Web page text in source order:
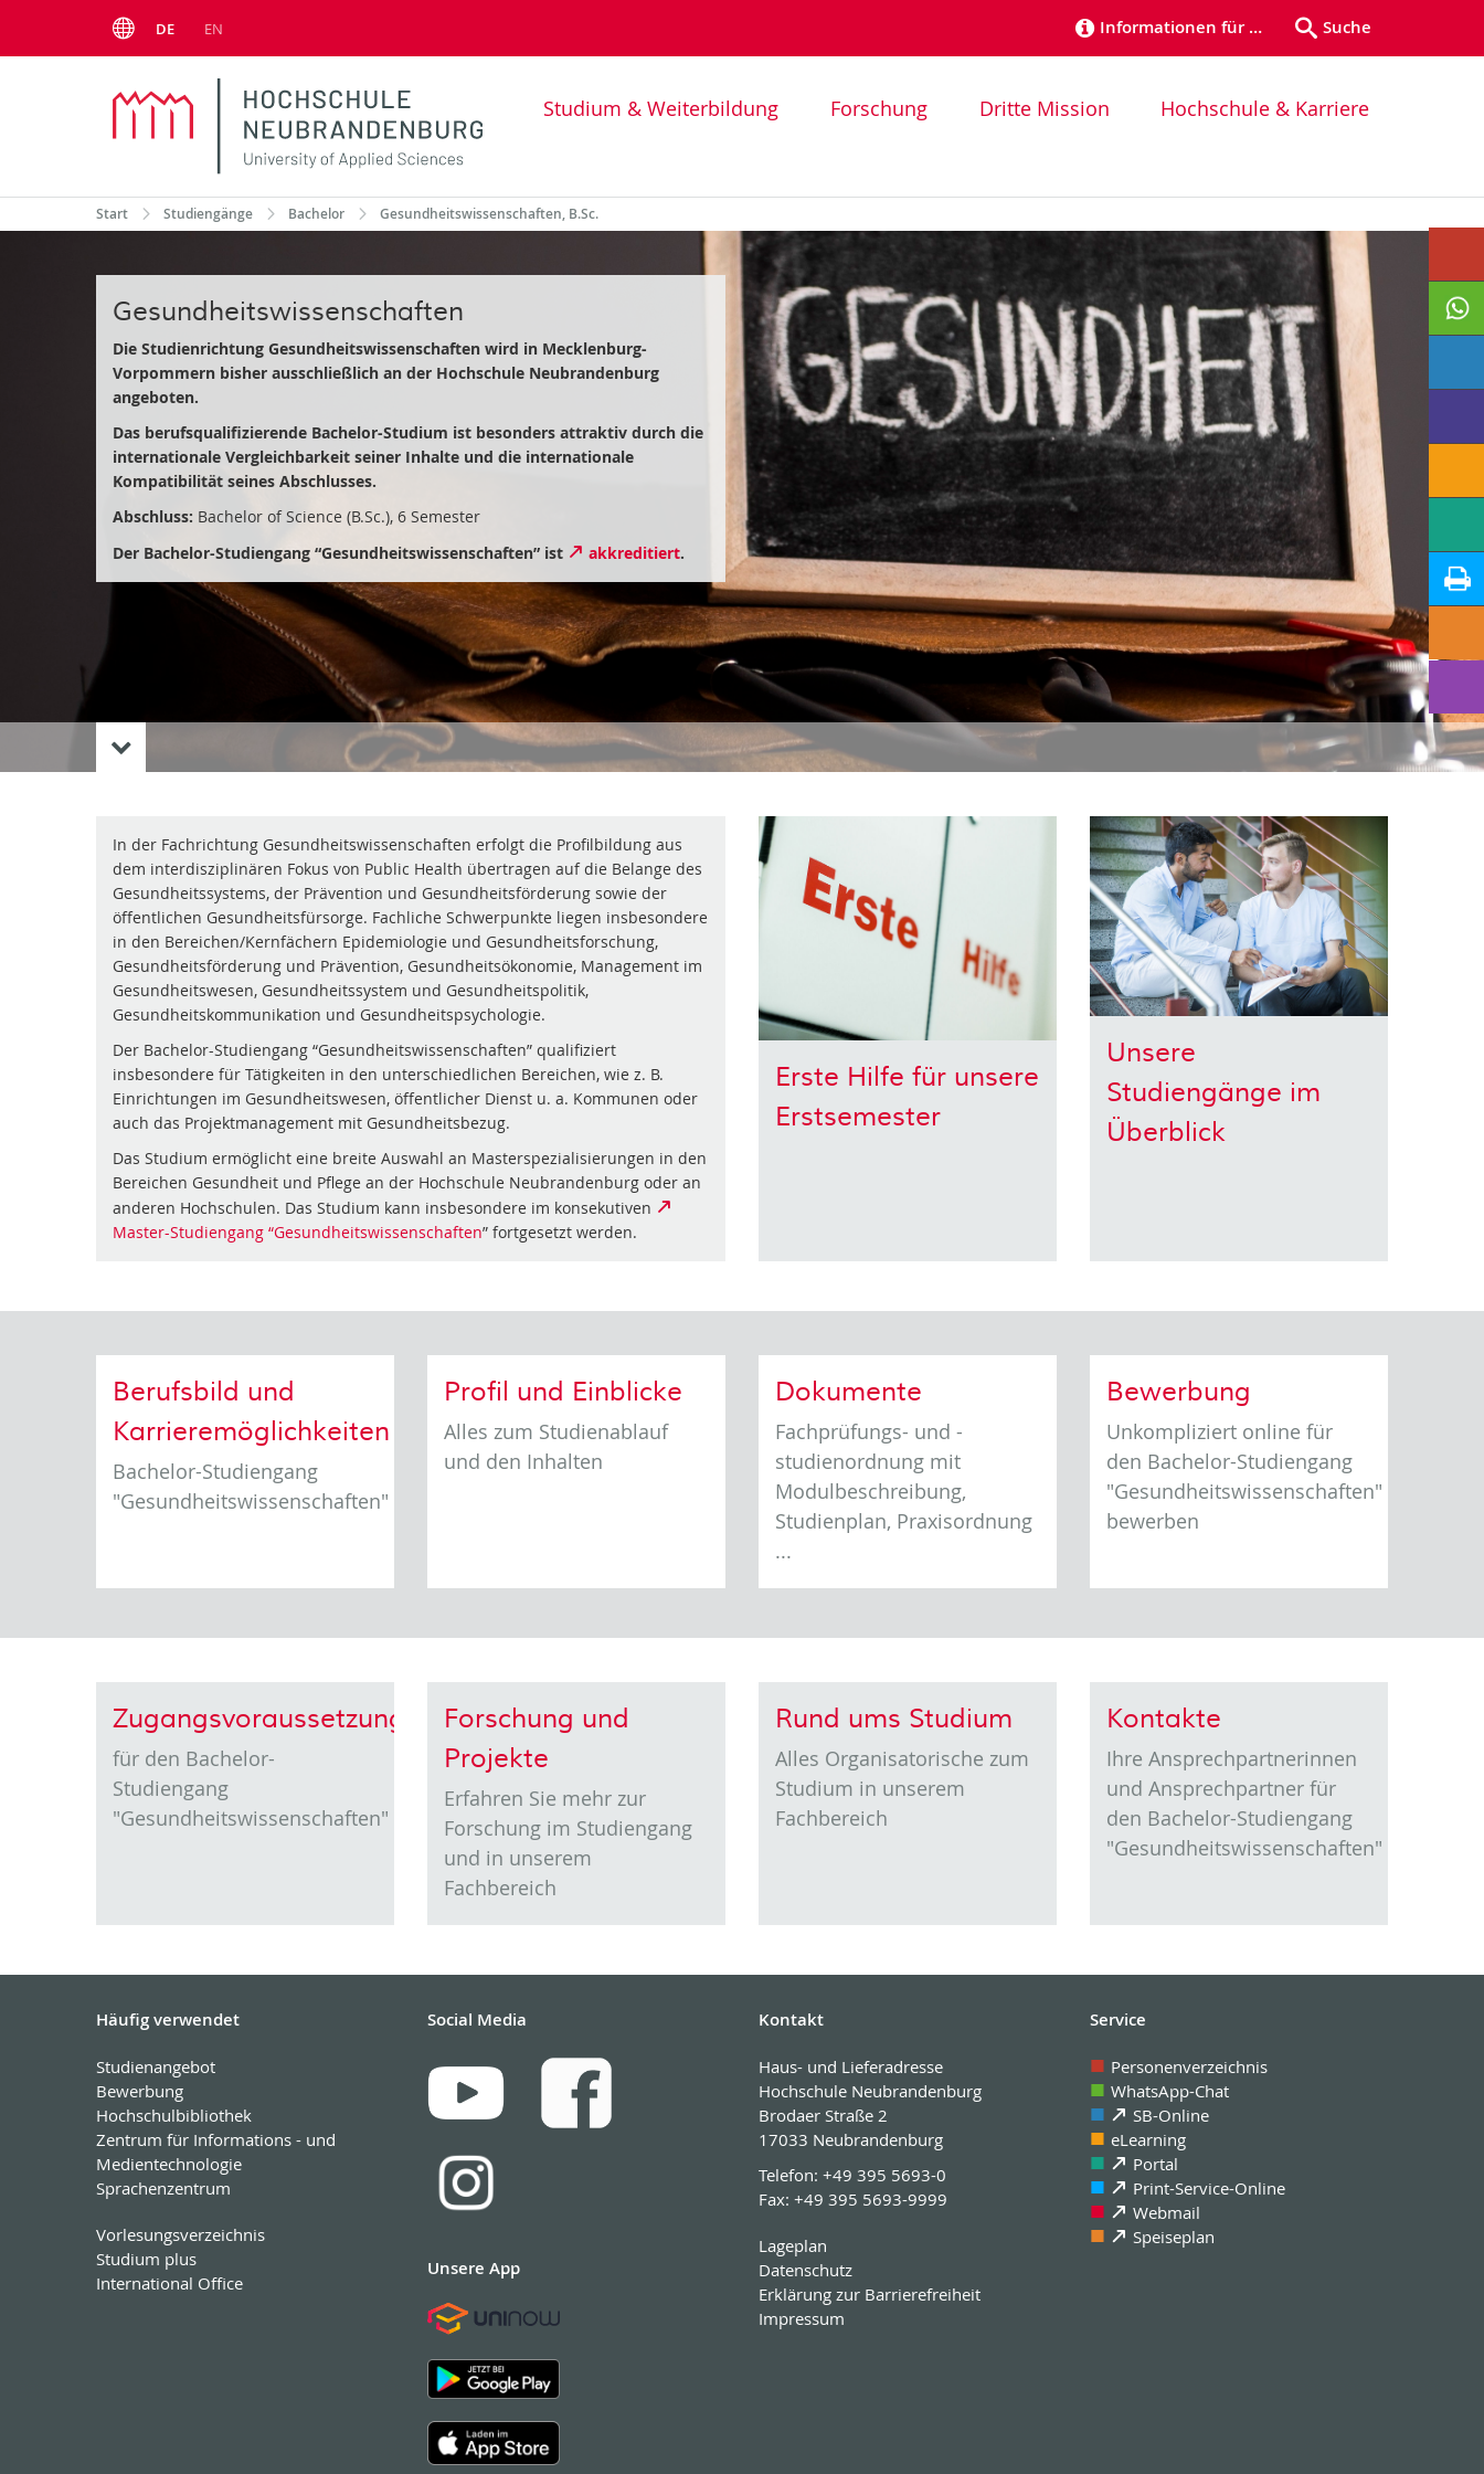
DE EN Informationen für … Suche
Studium & Weiterbildung Forschung Dritte Mission Hochschule & Karriere
Start Studiengänge Bachelor Gesundheitswissenschaften, B.Sc.
Gesundheitswissenschaften
Die Studienrichtung Gesundheitswissenschaften wird in Mecklenburg-
Vorpommern bisher ausschließlich an der Hochschule Neubrandenburg
angeboten.
Das berufsqualifizierende Bachelor-Studium ist besonders attraktiv durch die
internationale Vergleichbarkeit seiner Inhalte und die internationale
Kompatibilität seines Abschlusses.
Abschluss: Bachelor of Science (B.Sc.), 6 Semester
Der Bachelor-Studiengang “Gesundheitswissenschaften” ist
akkreditiert.
In der Fachrichtung Gesundheitswissenschaften erfolgt die Profilbildung aus
dem interdisziplinären Fokus von Public Health übertragen auf die Belange des
Gesundheitssystems, der Prävention und Gesundheitsförderung sowie der
öffentlichen Gesundheitsfürsorge. Fachliche Schwerpunkte liegen insbesondere
in den Bereichen/Kernfächern Epidemiologie und Gesundheitsforschung,
Gesundheitsförderung und Prävention, Gesundheitsökonomie, Management im
Gesundheitswesen, Gesundheitssystem und Gesundheitspolitik,
Gesundheitskommunikation und Gesundheitspsychologie.
Der Bachelor-Studiengang “Gesundheitswissenschaften” qualifiziert
insbesondere für Tätigkeiten in den unterschiedlichen Bereichen, wie z. B.
Einrichtungen im Gesundheitswesen, öffentlicher Dienst u. a. Kommunen oder
auch das Projektmanagement mit Gesundheitsbezug.
Das Studium ermöglicht eine breite Auswahl an Masterspezialisierungen in den
Bereichen Gesundheit und Pflege an der Hochschule Neubrandenburg oder an
anderen Hochschulen. Das Studium kann insbesondere im konsekutiven
Master-Studiengang “Gesundheitswissenschaften” fortgesetzt werden.
Erste Hilfe für unsere
Erstsemester
Unsere
Studiengänge im
Überblick
Berufsbild und
Karrieremöglichkeiten
Bachelor-Studiengang
"Gesundheitswissenschaften"
Profil und Einblicke
Alles zum Studienablauf
und den Inhalten
Dokumente
Fachprüfungs- und -
studienordnung mit
Modulbeschreibung,
Studienplan, Praxisordnung
...
Bewerbung
Unkompliziert online für
den Bachelor-Studiengang
"Gesundheitswissenschaften"
bewerben
Zugangsvoraussetzungen
für den Bachelor-
Studiengang
"Gesundheitswissenschaften"
Forschung und
Projekte
Erfahren Sie mehr zur
Forschung im Studiengang
und in unserem
Fachbereich
Rund ums Studium
Alles Organisatorische zum
Studium in unserem
Fachbereich
Kontakte
Ihre Ansprechpartnerinnen
und Ansprechpartner für
den Bachelor-Studiengang
"Gesundheitswissenschaften"
Häufig verwendet
Studienangebot
Bewerbung
Hochschulbibliothek
Zentrum für Informations - und
Medientechnologie
Sprachenzentrum
Vorlesungsverzeichnis
Studium plus
International Office
Social Media
Unsere App
Kontakt
Haus- und Lieferadresse
Hochschule Neubrandenburg
Brodaer Straße 2
17033 Neubrandenburg
Telefon: +49 395 5693-0
Fax: +49 395 5693-9999
Lageplan
Datenschutz
Erklärung zur Barrierefreiheit
Impressum
Service
Personenverzeichnis
WhatsApp-Chat
SB-Online
eLearning
Portal
Print-Service-Online
Webmail
Speiseplan